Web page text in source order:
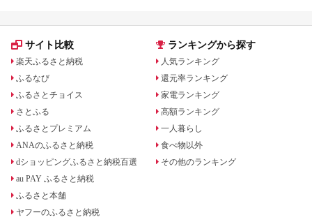
サイト比較
楽天ふるさと納税
ふるなび
ふるさとチョイス
さとふる
ふるさとプレミアム
ANAのふるさと納税
dショッピングふるさと納税百選
au PAY ふるさと納税
ふるさと本舗
ヤフーのふるさと納税
ランキングから探す
人気ランキング
還元率ランキング
家電ランキング
高額ランキング
一人暮らし
食べ物以外
その他のランキング